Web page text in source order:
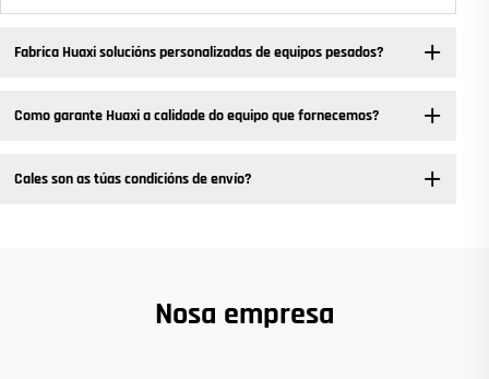
Fabrica Huaxi solucións personalizadas de equipos pesados? ​
Como garante Huaxi a calidade do equipo que fornecemos?
Cales son as túas condicións de envío?
Nosa empresa